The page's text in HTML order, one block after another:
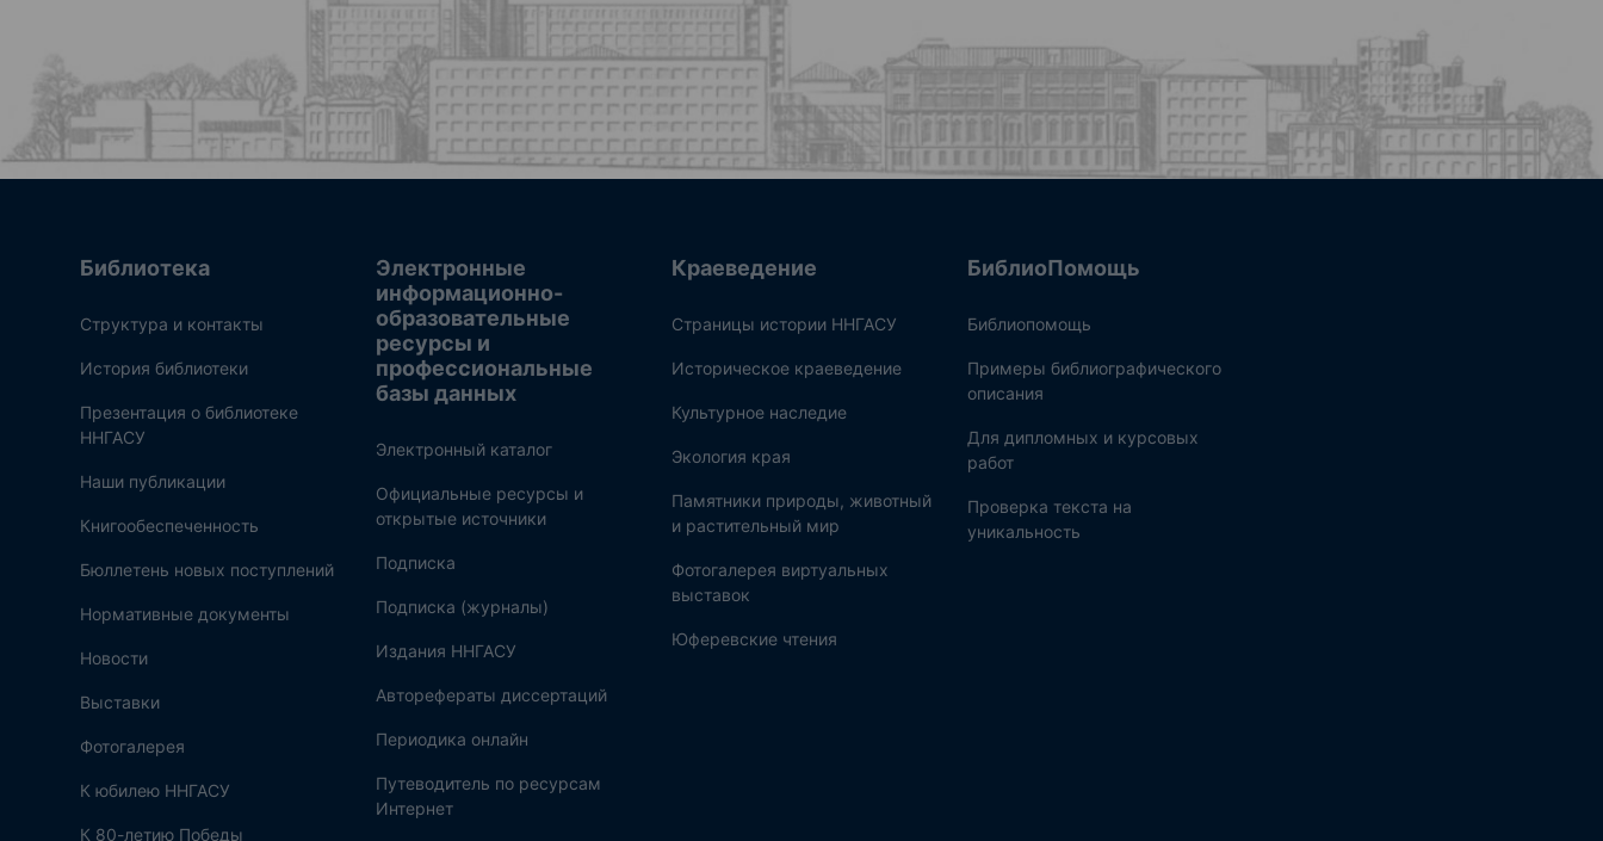
Библиотека
Структура и контакты
История библиотеки
Презентация о библиотеке
ННГАСУ
Наши публикации
Книгообеспеченность
Бюллетень новых поступлений
Нормативные документы
Новости
Выставки
Фотогалерея
К юбилею ННГАСУ
К 80-летию Победы
Электронные
информационно-
образовательные
ресурсы и
профессиональные
базы данных
Электронный каталог
Официальные ресурсы и
открытые источники
Подписка
Подписка (журналы)
Издания ННГАСУ
Авторефераты диссертаций
Периодика онлайн
Путеводитель по ресурсам
Интернет
Краеведение
Страницы истории ННГАСУ
Историческое краеведение
Культурное наследие
Экология края
Памятники природы, животный
и растительный мир
Фотогалерея виртуальных
выставок
Юферевские чтения
БиблиоПомощь
Библиопомощь
Примеры библиографического
описания
Для дипломных и курсовых
работ
Проверка текста на
уникальность